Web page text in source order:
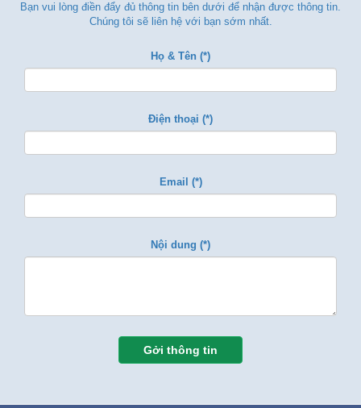
Bạn vui lòng điền đẩy đủ thông tin bên dưới để nhận được thông tin.
Chúng tôi sẽ liên hệ với bạn sớm nhất.
Họ & Tên (*)
Điện thoại (*)
Email (*)
Nội dung (*)
Gởi thông tin